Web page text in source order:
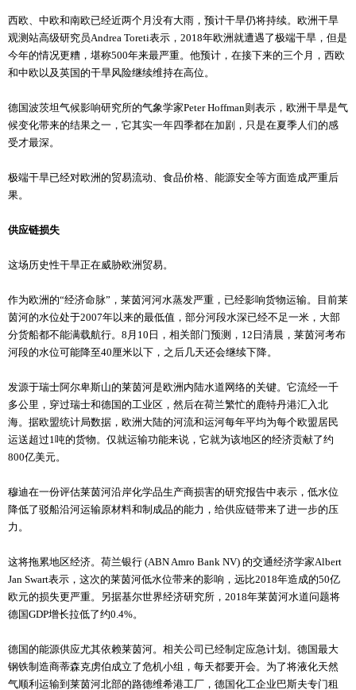
西欧、中欧和南欧已经近两个月没有大雨，预计干旱仍将持续。欧洲干旱
观测站高级研究员Andrea Toreti表示，2018年欧洲就遭遇了极端干旱，但是
今年的情况更糟，堪称500年来最严重。他预计，在接下来的三个月，西欧
和中欧以及英国的干旱风险继续维持在高位。
德国波茨坦气候影响研究所的气象学家Peter Hoffman则表示，欧洲干旱是气
候变化带来的结果之一，它其实一年四季都在加剧，只是在夏季人们的感
受才最深。
极端干旱已经对欧洲的贸易流动、食品价格、能源安全等方面造成严重后
果。
供应链损失
这场历史性干旱正在威胁欧洲贸易。
作为欧洲的“经济命脉”，莱茵河河水蒸发严重，已经影响货物运输。目前莱
茵河的水位处于2007年以来的最低值，部分河段水深已经不足一米，大部
分货船都不能满载航行。8月10日，相关部门预测，12日清晨，莱茵河考布
河段的水位可能降至40厘米以下，之后几天还会继续下降。
发源于瑞士阿尔卑斯山的莱茵河是欧洲内陆水道网络的关键。它流经一千
多公里，穿过瑞士和德国的工业区，然后在荷兰繁忙的鹿特丹港汇入北
海。据欧盟统计局数据，欧洲大陆的河流和运河每年平均为每个欧盟居民
运送超过1吨的货物。仅就运输功能来说，它就为该地区的经济贡献了约
800亿美元。
穆迪在一份评估莱茵河沿岸化学品生产商损害的研究报告中表示，低水位
降低了驳船沿河运输原材料和制成品的能力，给供应链带来了进一步的压
力。
这将拖累地区经济。荷兰银行 (ABN Amro Bank NV) 的交通经济学家Albert
Jan Swart表示，这次的莱茵河低水位带来的影响，远比2018年造成的50亿
欧元的损失更严重。另据基尔世界经济研究所，2018年莱茵河水道问题将
德国GDP增长拉低了约0.4%。
德国的能源供应尤其依赖莱茵河。相关公司已经制定应急计划。德国最大
钢铁制造商蒂森克虏伯成立了危机小组，每天都要开会。为了将液化天然
气顺利运输到莱茵河北部的路德维希港工厂，德国化工企业巴斯夫专门租